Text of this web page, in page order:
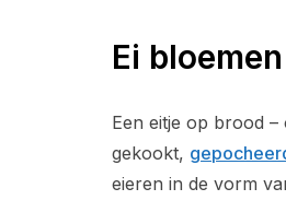
Ei bloemen
Een eitje op brood
gekookt,
eieren in de vorm